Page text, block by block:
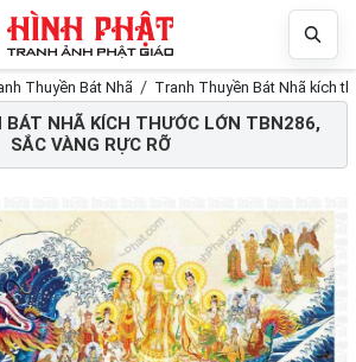
Thuyền Bát Nhã Tranh Thuyền Bát Nhã kích
BÁT NHÃ KÍCH THƯỚC LỚN TBN286,
SẮC VÀNG RỰC RỠ